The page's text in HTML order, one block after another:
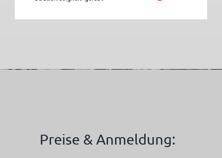
Preise & Anmeldung: